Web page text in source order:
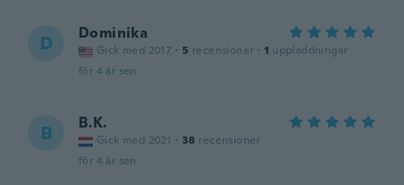
D Dominika
Gick med 2017 · 5 recensioner · 1 uppladdningar
för 4 år sen
B B.K.
Gick med 2021 · 38 recensioner
för 4 år sen